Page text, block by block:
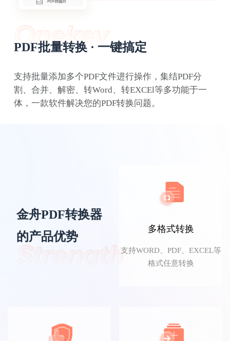
PDF批量转换 · 一键搞定
支持批量添加多个PDF文件进行操作，集结PDF分
割、合并、解密、转Word、转EXCEl等多功能于一
体，一款软件解决您的PDF转换问题。
金舟PDF转换器
的产品优势
多格式转换
支持WORD、PDF、EXCEL等
格式任意转换
浪里小白龙
文言予果